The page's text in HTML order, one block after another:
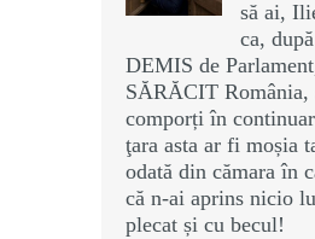
să ai,
ca,
DEMIS de
SĂRĂCIT România,
comporți în
ţara asta ar fi moșia
odată din cămara în
că n-ai aprins nicio
plecat și cu becul!